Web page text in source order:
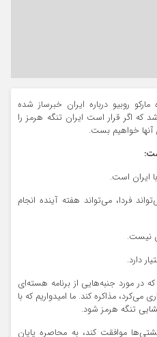
مارکو روبیو درباره ایران خبرساز شده
که اگر قرار است ایران تنگه هرمز را
آنها خواهیم بست.
ایران است.
فردا، می‌تواند هفته آینده انجام
نیست.
دارد.
در مورد جنبه‌هایی از برنامه هسته‌ای
می‌کرد، مذاکره کند. ما امیدواریم که با
تنگه هرمز شود.
موافقت کند، به محاصره پایان